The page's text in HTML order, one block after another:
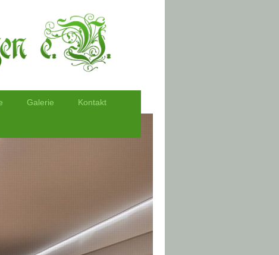
Galerie Kontakt